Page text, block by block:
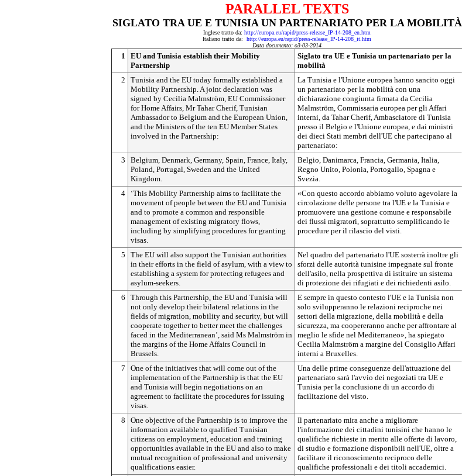
PARALLEL TEXTS
SIGLATO TRA UE E TUNISIA UN PARTENARIATO PER LA MOBILITÀ
Inglese tratto da: http://europa.eu/rapid/press-release_IP-14-208_en.htm
Italiano tratto da: http://europa.eu/rapid/press-release_IP-14-208_it.htm
Data documento: o3-03-2014
1
EU and Tunisia establish their Mobility
Partnership
Siglato tra UE e Tunisia un partenariato per la
mobilità
2
Tunisia and the EU today formally established a
Mobility Partnership. A joint declaration was
signed by Cecilia Malmström, EU Commissioner
for Home Affairs, Mr Tahar Cherif, Tunisian
Ambassador to Belgium and the European Union,
and the Ministers of the ten EU Member States
involved in the Partnership:
La Tunisia e l'Unione europea hanno sancito oggi
un partenariato per la mobilità con una
dichiarazione congiunta firmata da Cecilia
Malmström, Commissaria europea per gli Affari
interni, da Tahar Cherif, Ambasciatore di Tunisia
presso il Belgio e l'Unione europea, e dai ministri
dei dieci Stati membri dell'UE che partecipano al
partenariato:
3
Belgium, Denmark, Germany, Spain, France, Italy,
Poland, Portugal, Sweden and the United
Kingdom.
Belgio, Danimarca, Francia, Germania, Italia,
Regno Unito, Polonia, Portogallo, Spagna e
Svezia.
4
‘This Mobility Partnership aims to facilitate the
movement of people between the EU and Tunisia
and to promote a common and responsible
management of existing migratory flows,
including by simplifying procedures for granting
visas.
«Con questo accordo abbiamo voluto agevolare la
circolazione delle persone tra l'UE e la Tunisia e
promuovere una gestione comune e responsabile
dei flussi migratori, soprattutto semplificando le
procedure per il rilascio del visti.
5
The EU will also support the Tunisian authorities
in their efforts in the field of asylum, with a view to
establishing a system for protecting refugees and
asylum-seekers.
Nel quadro del partenariato l'UE sosterrà inoltre gli
sforzi delle autorità tunisine impegnate sul fronte
dell'asilo, nella prospettiva di istituire un sistema
di protezione dei rifugiati e dei richiedenti asilo.
6
Through this Partnership, the EU and Tunisia will
not only develop their bilateral relations in the
fields of migration, mobility and security, but will
cooperate together to better meet the challenges
faced in the Mediterranean’, said Ms Malmström in
the margins of the Home Affairs Council in
Brussels.
E sempre in questo contesto l'UE e la Tunisia non
solo svilupperanno le relazioni reciproche nei
settori della migrazione, della mobilità e della
sicurezza, ma coopereranno anche per affrontare al
meglio le sfide nel Mediterraneo», ha spiegato
Cecilia Malmström a margine del Consiglio Affari
interni a Bruxelles.
7
One of the initiatives that will come out of the
implementation of the Partnership is that the EU
and Tunisia will begin negotiations on an
agreement to facilitate the procedures for issuing
visas.
Una delle prime conseguenze dell'attuazione del
partenariato sarà l'avvio dei negoziati tra UE e
Tunisia per la conclusione di un accordo di
facilitazione del visto.
8
One objective of the Partnership is to improve the
information available to qualified Tunisian
citizens on employment, education and training
opportunities available in the EU and also to make
mutual recognition of professional and university
qualifications easier.
Il partenariato mira anche a migliorare
l'informazione dei cittadini tunisini che hanno le
qualifiche richieste in merito alle offerte di lavoro,
di studio e formazione disponibili nell'UE, oltre a
facilitare il riconoscimento reciproco delle
qualifiche professionali e dei titoli accademici.